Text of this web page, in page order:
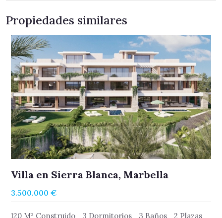
Propiedades similares
Villa en Sierra Blanca, Marbella
3.500.000 €
120 M² Construido 3 Dormitorios 3 Baños 2 Plazas
Suscríbase para recibir novedades ×
Reciba información actualizada sobre nuevas